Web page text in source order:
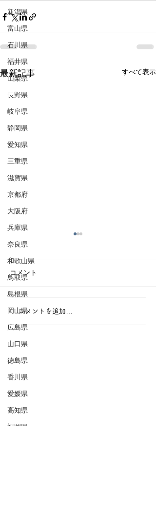
新潟県
富山県
石川県
福井県
山梨県
長野県
岐阜県
静岡県
愛知県
三重県
滋賀県
京都府
大阪府
兵庫県
奈良県
和歌山県
鳥取県
島根県
岡山県
広島県
山口県
徳島県
香川県
愛媛県
高知県
福岡県
最新記事 すべて表示
室戸市〜室戸岬のまち〜
コメント
コメントを追加…